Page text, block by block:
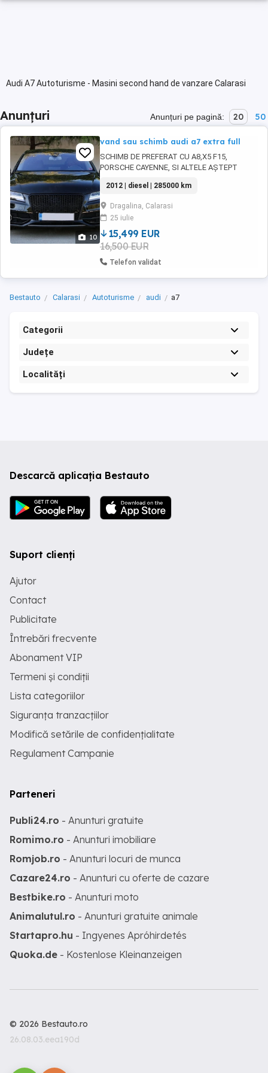
Audi A7 Autoturisme - Masini second hand de vanzare Calarasi
Anunțuri Anunțuri pe pagină: 20 50
10
vand sau schimb audi a7 extra full
SCHIMB DE PREFERAT CU A8,X5 F15,
PORSCHE CAYENNE, SI ALTELE AȘTEPT
fabricatie 2012 ^ Motorizare 3.0 TDi 245CP ^
Norma de poluare Euro 5 ^ 4 x 4 permanent
(Quattro) ^ Inmatriculat RO ^ 285.000 km # S-
LINE # Gama de dotari ce se remarca prin :
Head Up Display ...
2012 | diesel | 285000 km
Dragalina, Calarasi
25 iulie
15,499 EUR
16,500 EUR
Telefon validat
Bestauto Calarasi Autoturisme audi a7
Categorii
Județe
Localități
Descarcă aplicația Bestauto
Suport clienți
Ajutor
Contact
Publicitate
Întrebări frecvente
Abonament VIP
Termeni și condiții
Lista categoriilor
Siguranța tranzacțiilor
Modifică setările de confidențialitate
Regulament Campanie
Parteneri
Publi24.ro - Anunturi gratuite
Romimo.ro - Anunturi imobiliare
Romjob.ro - Anunturi locuri de munca
Cazare24.ro - Anunturi cu oferte de cazare
Bestbike.ro - Anunturi moto
Animalutul.ro - Anunturi gratuite animale
Startapro.hu - Ingyenes Apróhirdetés
Quoka.de - Kostenlose Kleinanzeigen
© 2026 Bestauto.ro
26.08.03.eea190d